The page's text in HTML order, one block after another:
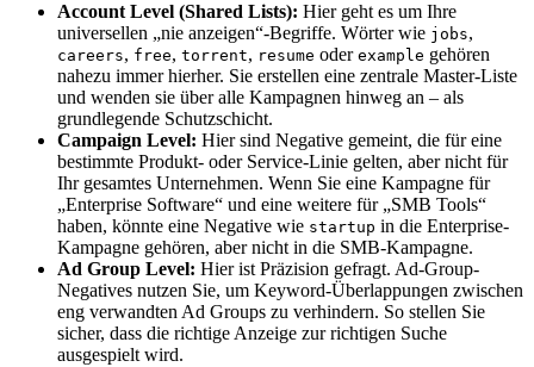
Account Level (Shared Lists): Hier geht es um Ihre
universellen „nie anzeigen“-Begriffe. Wörter wie jobs,
careers, free, torrent, resume oder example gehören
nahezu immer hierher. Sie erstellen eine zentrale Master-Liste
und wenden sie über alle Kampagnen hinweg an – als
grundlegende Schutzschicht.
Campaign Level: Hier sind Negative gemeint, die für eine
bestimmte Produkt- oder Service-Linie gelten, aber nicht für
Ihr gesamtes Unternehmen. Wenn Sie eine Kampagne für
„Enterprise Software“ und eine weitere für „SMB Tools“
haben, könnte eine Negative wie startup in die Enterprise-
Kampagne gehören, aber nicht in die SMB-Kampagne.
Ad Group Level: Hier ist Präzision gefragt. Ad-Group-
Negatives nutzen Sie, um Keyword-Überlappungen zwischen
eng verwandten Ad Groups zu verhindern. So stellen Sie
sicher, dass die richtige Anzeige zur richtigen Suche
ausgespielt wird.